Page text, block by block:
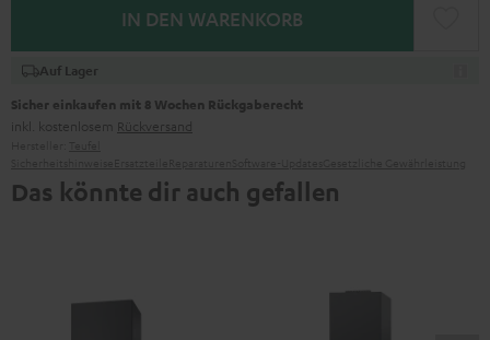
IN DEN WARENKORB
Auf Lager
Sicher einkaufen mit 8 Wochen Rückgaberecht
inkl. kostenlosem Rückversand
Das könnte dir auch gefallen